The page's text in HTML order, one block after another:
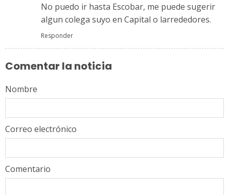
No puedo ir hasta Escobar, me puede sugerir
algun colega suyo en Capital o larrededores.
Responder
Comentar la noticia
Comentario
Nombre
Correo electrónico